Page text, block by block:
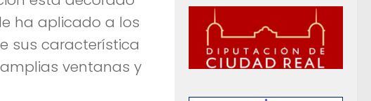
ha aplicado a los
sus característica
ventanas y